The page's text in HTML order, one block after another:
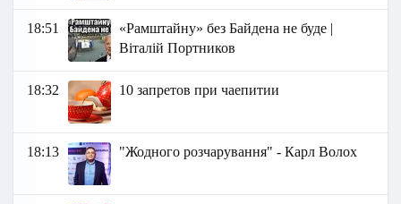
18:51
«Рамштайну» без Байдена не буде |
Віталій Портников
18:32 10 запретов при чаепитии
18:13 "Жодного розчарування" - Карл Волох